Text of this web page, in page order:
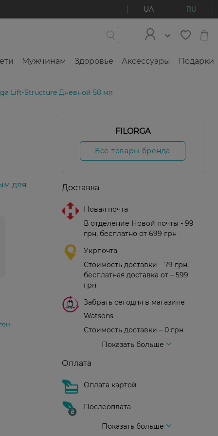
UA RU
Мужчинам Здоровье Аксессуары Подарки
Lift-Structure Дневной 50 мл
для
FILORGA
Все товары бренда
Доставка
Новая почта
В отделение Новой почты - 99
грн, бесплатно от 699 грн
Укрпочта
Стоимость доставки – 79 грн,
бесплатная доставка от – 599
грн
Забрать сегодня в магазине
Watsons
Стоимость доставки – 0 грн
Показать больше
Оплата
Оплата картой
Послеоплата
Показать больше